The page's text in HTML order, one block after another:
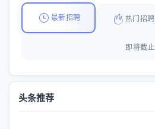
最新招聘 热门招聘
即将截止
头条推荐